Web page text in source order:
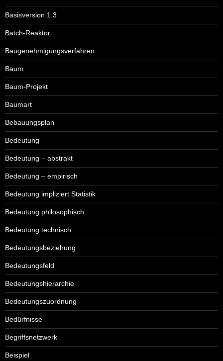
Basisversion 1.3
Batch-Reaktor
Baugenehmigungsverfahren
Baum
Baum-Projekt
Baumart
Bebauungsplan
Bedeutung
Bedeutung – abstrakt
Bedeutung – empirisch
Bedeutung impliziert Statistik
Bedeutung philosophisch
Bedeutung technisch
Bedeutungsbeziehung
Bedeutungsfeld
Bedeutungshierarchie
Bedeutungszuordnung
Bedürfnisse
Begriffsnetzwerk
Beispiel